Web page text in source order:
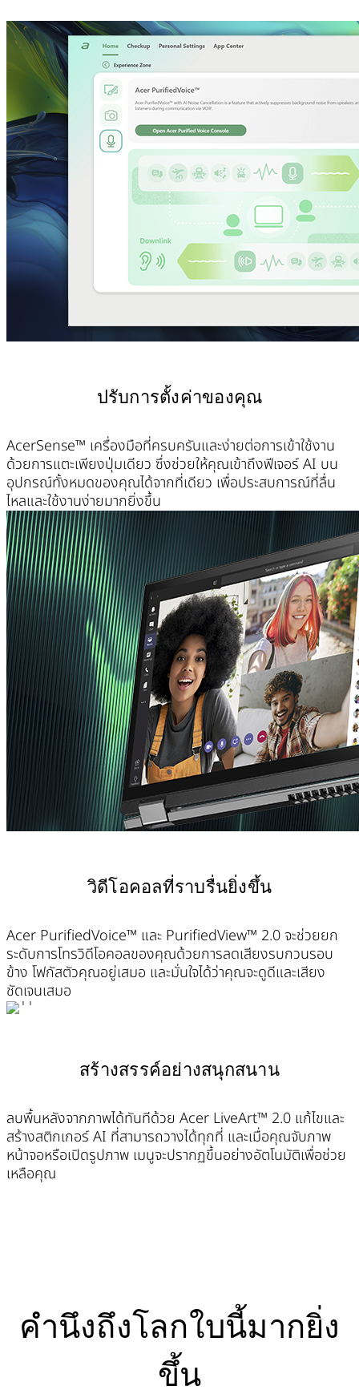
ปรับการตั้งค่าของคุณ
AcerSense™ เครื่องมือที่ครบครันและง่ายต่อการเข้าใช้งาน
ด้วยการแตะเพียงปุ่มเดียว ซึ่งช่วยให้คุณเข้าถึงฟีเจอร์ AI บน
อุปกรณ์ทั้งหมดของคุณได้จากที่เดียว เพื่อประสบการณ์ที่ลื่น
ไหลและใช้งานง่ายมากยิ่งขึ้น
วิดีโอคอลที่ราบรื่นยิ่งขึ้น
Acer PurifiedVoice™ และ PurifiedView™ 2.0 จะช่วยยก
ระดับการโทรวิดีโอคอลของคุณด้วยการลดเสียงรบกวนรอบ
ข้าง โฟกัสตัวคุณอยู่เสมอ และมั่นใจได้ว่าคุณจะดูดีและเสียง
ชัดเจนเสมอ
สร้างสรรค์อย่างสนุกสนาน
ลบพื้นหลังจากภาพได้ทันทีด้วย Acer LiveArt™ 2.0 แก้ไขและ
สร้างสติกเกอร์ AI ที่สามารถวางได้ทุกที่ และเมื่อคุณจับภาพ
หน้าจอหรือเปิดรูปภาพ เมนูจะปรากฏขึ้นอย่างอัตโนมัติเพื่อช่วย
เหลือคุณ
คำนึงถึงโลกใบนี้มากยิ่ง
ขึ้น